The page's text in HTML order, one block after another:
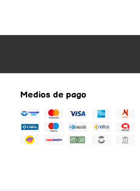
Medios de pago